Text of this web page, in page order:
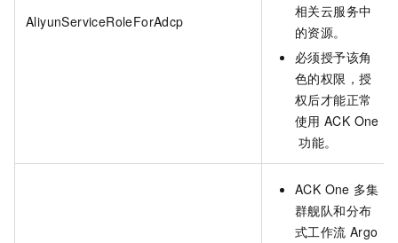
AliyunServiceRoleForAdcp
相关云服务中
的资源。
必须授予该角
色的权限，授
权后才能正常
使用 ACK One
功能。
ACK One 多集
群舰队和分布
式工作流 Argo